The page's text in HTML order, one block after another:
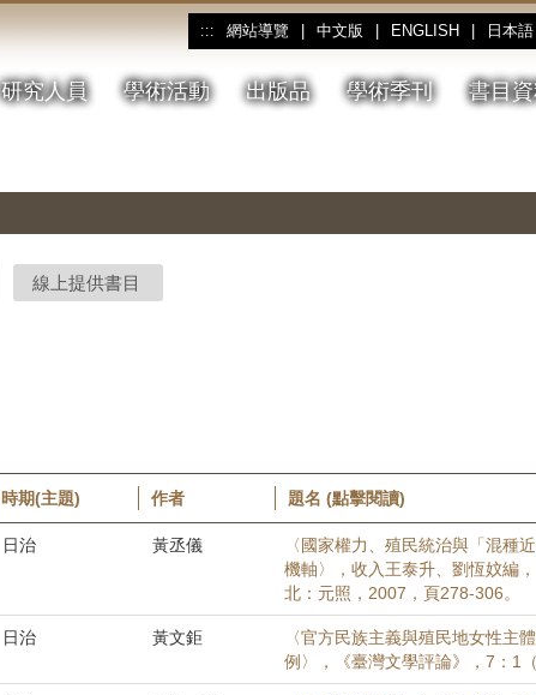
::: 網站導覽 中文版 ENGLISH 日本語
研究人員 學術活動 出版品 學術季刊 書目
線上提供書目
時期(主題) 作者 題名 (點擊閱讀)
日治 黃丞儀
〈國家權力、殖民統治與「混種
機軸〉，收入王泰升、劉恆妏編
北：元照，2007，頁278-306。
日治 黃文鉅
〈官方民族主義與殖民地女性主
例〉，《臺灣文學評論》，7：1